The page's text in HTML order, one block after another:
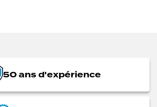
50 ans d'expérience